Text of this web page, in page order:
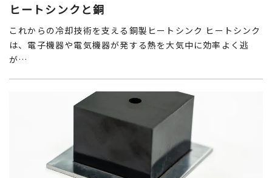
ヒートシンクと銅
これからの冷却技術を支える銅製ヒートシンク ヒートシンク
は、電子機器や電気機器が発する熱を大気中に効率よく逃
が…